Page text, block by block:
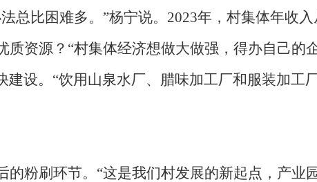
总比困难多。”杨宁说。2023年，村集体年收
资源？“村集体经济想做大做强，得办自己的
设。“饮用山泉水厂、腊味加工厂和服装加工
粉刷环节。 “这是我们村发展的新起点，产业